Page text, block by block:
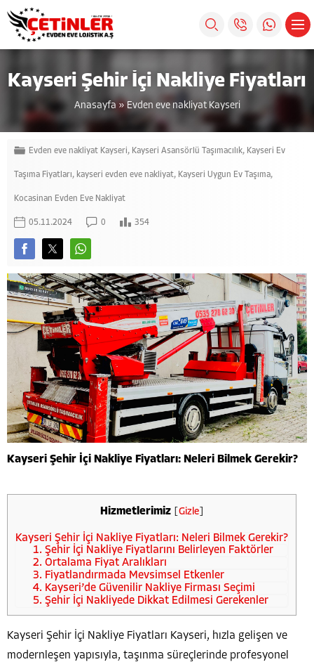
Kayseri Şehir İçi Nakliye Fiyatları
Anasayfa » Evden eve nakliyat Kayseri
Evden eve nakliyat Kayseri, Kayseri Asansörlü Taşımacılık, Kayseri Ev
Taşıma Fiyatları, kayseri evden eve nakliyat, Kayseri Uygun Ev Taşıma,
Kocasinan Evden Eve Nakliyat
05.11.2024 0 354
Kayseri Şehir İçi Nakliye Fiyatları: Neleri Bilmek Gerekir?
Hizmetlerimiz Gizle]
Kayseri Şehir İçi Nakliye Fiyatları: Neleri Bilmek Gerekir?
1. Şehir İçi Nakliye Fiyatlarını Belirleyen Faktörler
2. Ortalama Fiyat Aralıkları
3. Fiyatlandırmada Mevsimsel Etkenler
4. Kayseri’de Güvenilir Nakliye Firması Seçimi
5. Şehir İçi Nakliyede Dikkat Edilmesi Gerekenler
Kayseri Şehir İçi Nakliye Fiyatları Kayseri, hızla gelişen ve
modernleşen yapısıyla, taşınma süreçlerinde profesyonel